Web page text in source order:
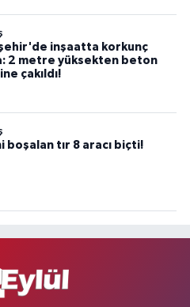
inşaatta korkunç
2 metre yüksekten beton
çakıldı!
boşalan tır 8 aracı biçti!